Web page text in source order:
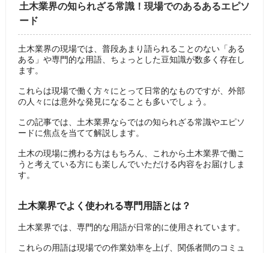
土木業界の知られざる常識！現場でのあるあるエピソ
ード
土木業界の現場では、普段あまり語られることのない「ある
ある」や専門的な用語、ちょっとした豆知識が数多く存在し
ます。
これらは現場で働く方々にとって日常的なものですが、外部
の人々には意外な発見になることも多いでしょう。
この記事では、土木業界ならではの知られざる常識やエピソ
ードに焦点を当てて解説します。
土木の現場に携わる方はもちろん、これから土木業界で働こ
うと考えている方にも楽しんでいただける内容をお届けしま
す。
土木業界でよく使われる専門用語とは？
土木業界では、専門的な用語が日常的に使用されています。
これらの用語は現場での作業効率を上げ、関係者間のコミュ